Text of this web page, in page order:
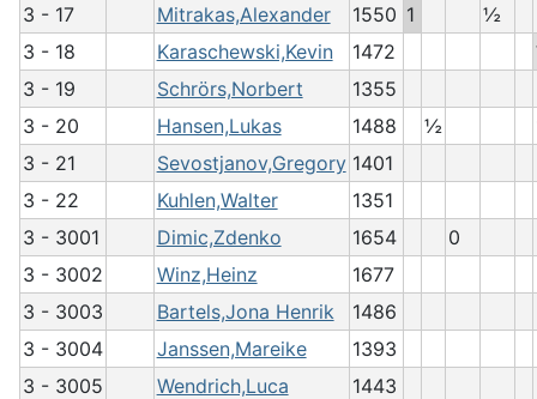
3 - 17
Mitrakas,Alexander 1550 1
½
3 - 18
Karaschewski,Kevin 1472
3 - 19
Schrörs,Norbert
1355
3 - 20
Hansen,Lukas 1488 ½
3 - 21
Sevostjanov,Gregory 1401
3 - 22
Kuhlen,Walter
1351
3 - 3001
Dimic,Zdenko 1654
0
3 - 3002
Winz,Heinz
1677
3 - 3003
Bartels,Jona Henrik
1486
3 - 3004
Janssen,Mareike
1393
3 - 3005
Wendrich,Luca
1443